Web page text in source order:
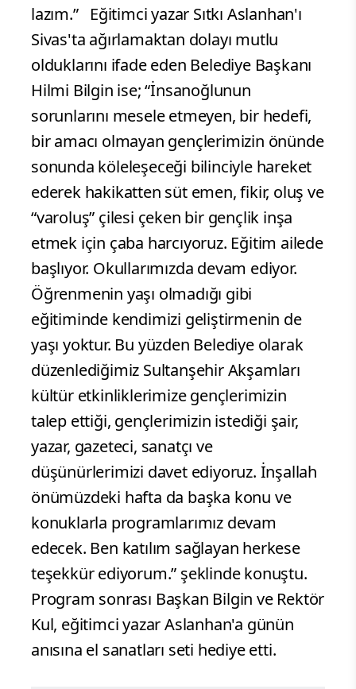
lazım.” Eğitimci yazar Sıtkı Aslanhan'ı
Sivas'ta ağırlamaktan dolayı mutlu
olduklarını ifade eden Belediye Başkanı
Hilmi Bilgin ise; “İnsanoğlunun
sorunlarını mesele etmeyen, bir hedefi,
bir amacı olmayan gençlerimizin önünde
sonunda köleleşeceği bilinciyle hareket
ederek hakikatten süt emen, fikir, oluş ve
“varoluş” çilesi çeken bir gençlik inşa
etmek için çaba harcıyoruz. Eğitim ailede
başlıyor. Okullarımızda devam ediyor.
Öğrenmenin yaşı olmadığı gibi
eğitiminde kendimizi geliştirmenin de
yaşı yoktur. Bu yüzden Belediye olarak
düzenlediğimiz Sultanşehir Akşamları
kültür etkinliklerimize gençlerimizin
talep ettiği, gençlerimizin istediği şair,
yazar, gazeteci, sanatçı ve
düşünürlerimizi davet ediyoruz. İnşallah
önümüzdeki hafta da başka konu ve
konuklarla programlarımız devam
edecek. Ben katılım sağlayan herkese
teşekkür ediyorum.” şeklinde konuştu.
Program sonrası Başkan Bilgin ve Rektör
Kul, eğitimci yazar Aslanhan'a günün
anısına el sanatları seti hediye etti.